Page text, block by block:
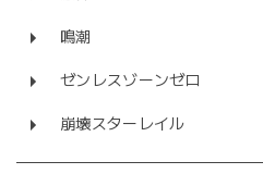
鳴潮
ゼンレスゾーンゼロ
崩壊スターレイル